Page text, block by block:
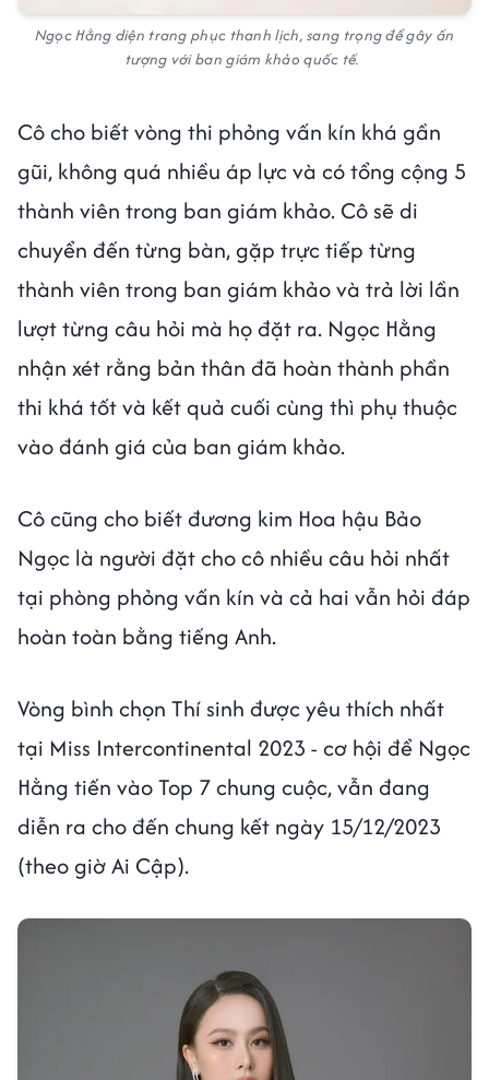
Ngọc Hằng diện trang phục thanh lịch, sang trọng để gây ấn
tượng với ban giám khảo quốc tế.
Cô cho biết vòng thi phỏng vấn kín khá gần
gũi, không quá nhiều áp lực và có tổng cộng 5
thành viên trong ban giám khảo. Cô sẽ di
chuyển đến từng bàn, gặp trực tiếp từng
thành viên trong ban giám khảo và trả lời lần
lượt từng câu hỏi mà họ đặt ra. Ngọc Hằng
nhận xét rằng bản thân đã hoàn thành phần
thi khá tốt và kết quả cuối cùng thì phụ thuộc
vào đánh giá của ban giám khảo.
Cô cũng cho biết đương kim Hoa hậu Bảo
Ngọc là người đặt cho cô nhiều câu hỏi nhất
tại phòng phỏng vấn kín và cả hai vẫn hỏi đáp
hoàn toàn bằng tiếng Anh.
Vòng bình chọn Thí sinh được yêu thích nhất
tại Miss Intercontinental 2023 - cơ hội để Ngọc
Hằng tiến vào Top 7 chung cuộc, vẫn đang
diễn ra cho đến chung kết ngày 15/12/2023
(theo giờ Ai Cập).